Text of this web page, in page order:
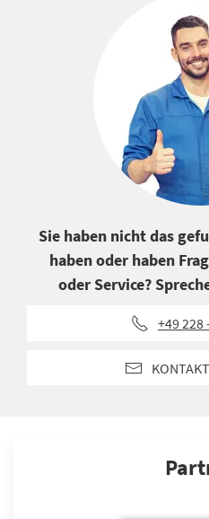
Sie haben nicht das
haben oder haben
oder Service?
+49 228